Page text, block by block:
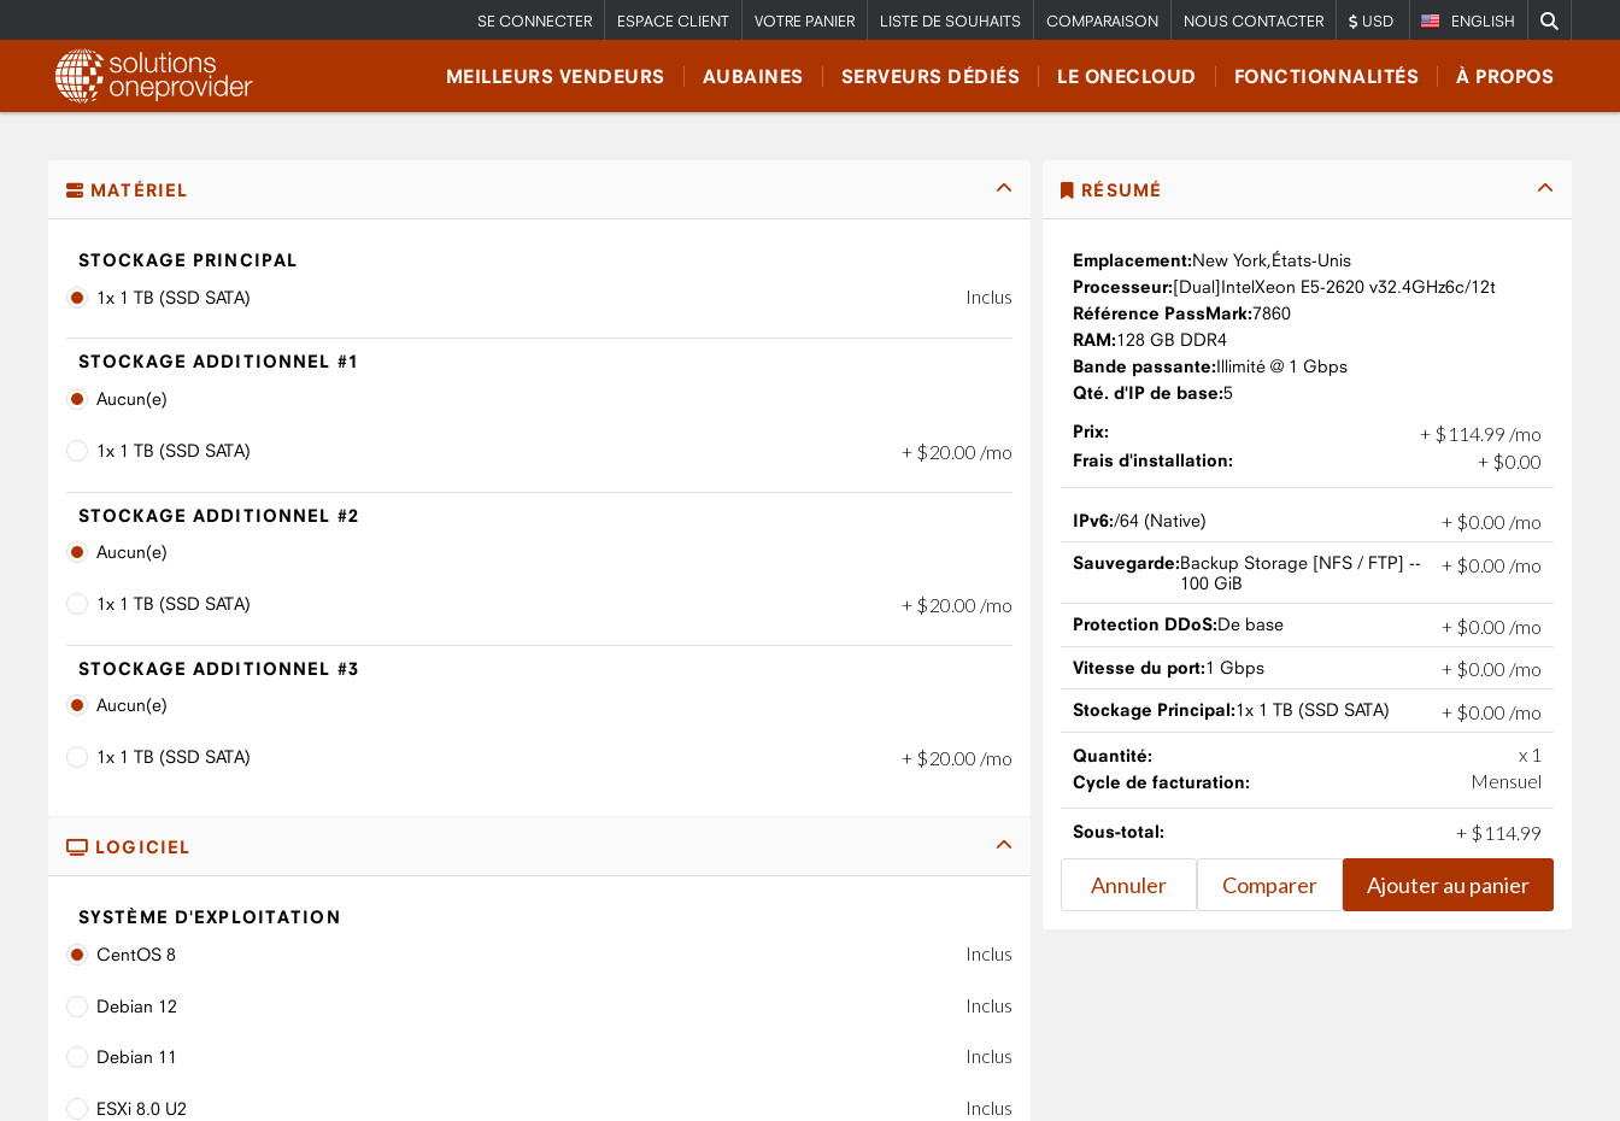
ENGLISH
SE CONNECTER ESPACE CLIENT VOTRE PANIER LISTE DE SOUHAITS COMPARAISON NOUS CONTACTER USD
MEILLEURS VENDEURS AUBAINES SERVEURS DÉDIÉS LE ONECLOUD FONCTIONNALITÉS À PROPOS
MATÉRIEL
STOCKAGE PRINCIPAL
1x 1 TB (SSD SATA)
Inclus
STOCKAGE ADDITIONNEL #1
Aucun(e)
1x 1 TB (SSD SATA) + $20 .00 /mo
STOCKAGE ADDITIONNEL #2
Aucun(e)
1x 1 TB (SSD SATA) + $20.00 /mo
STOCKAGE ADDITIONNEL #3
Aucun(e)
1x 1 TB (SSD SATA) + $20.00 /mo
LOGICIEL
SYSTÈME D'EXPLOITATION
CentOS 8
Inclus
Debian 12 Inclus
Debian 11 Inclus
ESXi 8.0 U2 Inclus
RÉSUMÉ
Emplacement:New York,États-Unis
Processeur:
IntelXeon E5-2620 v32.4GHz6c/12t
Référence PassMark:7860
RAM:128 GB DDR4
Bande passante:Illimité @ 1 Gbps
Qté. d'IP de base:5
Prix:
+ $ 114. 99 /mo
Frais d'installation: + $0.00
IPv6:/64 (Native) + $0.00 /mo
Sauvegarde:Backup Storage [NFS / FTP] --
100 GiB
+ $0.00 /mo
Protection DDoS:De base + $0.00 /mo
Vitesse du port:1 Gbps + $0.00 /mo
Stockage Principal:1x 1 TB (SSD SATA) + $0.00 /mo
Quantité: x 1
Cycle de facturation: Mensuel
Sous-total: + $ 114.99